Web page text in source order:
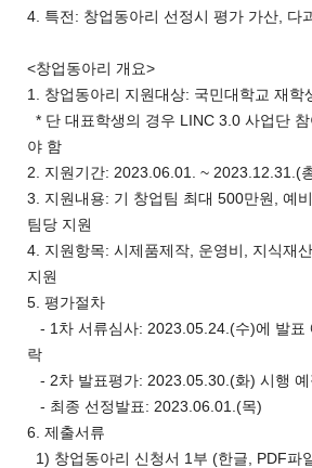
4. 특전: 창업동아리 선정시 평가 가산, 다
<창업동아리 개요>
1. 창업동아리 지원대상: 국민대학교 재학
* 단 대표학생의 경우 LINC 3.0 사업단
야 함
2. 지원기간: 2023.06.01. ~ 2023.12.31.(
3. 지원내용: 기 창업팀 최대 500만원, 예
팀당 지원
4. 지원항목: 시제품제작, 운영비, 지식재
지원
5. 평가절차
- 1차 서류심사: 2023.05.24.(수)에 발표
락
- 2차 발표평가: 2023.05.30.(화) 시행
- 최종 선정발표: 2023.06.01.(목)
6. 제출서류
1) 창업동아리 신청서 1부 (한글, PDF파